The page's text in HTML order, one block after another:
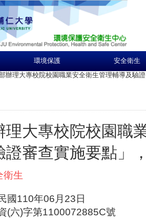
環境保護 安全衛生
部辦理大專校院校園職業安全衛生管理輔導及驗
理大專校院校園職
證審查實施要點」
衛生
國110年06月23日
(六)字第1100072885C號